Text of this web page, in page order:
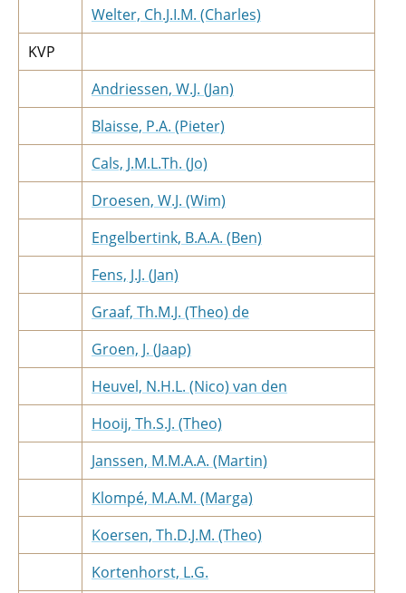
Welter, Ch.J.I.M. (Charles)
KVP
Andriessen, W.J. (Jan)
Blaisse, P.A. (Pieter)
Cals, J.M.L.Th. (Jo)
Droesen, W.J. (Wim)
Engelbertink, B.A.A. (Ben)
Fens, J.J. (Jan)
Graaf, Th.M.J. (Theo) de
Groen, J. (Jaap)
Heuvel, N.H.L. (Nico) van den
Hooij, Th.S.J. (Theo)
Janssen, M.M.A.A. (Martin)
Klompé, M.A.M. (Marga)
Koersen, Th.D.J.M. (Theo)
Kortenhorst, L.G.